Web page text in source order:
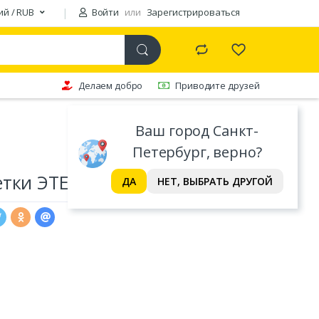
/ RUB Войти или Зарегистрироваться
Ваш город Санкт-
Петербург, верно?
ДА НЕТ, ВЫБРАТЬ ДРУГОЙ
Делаем добро Приводите друзей
ЭТЕЛЬ